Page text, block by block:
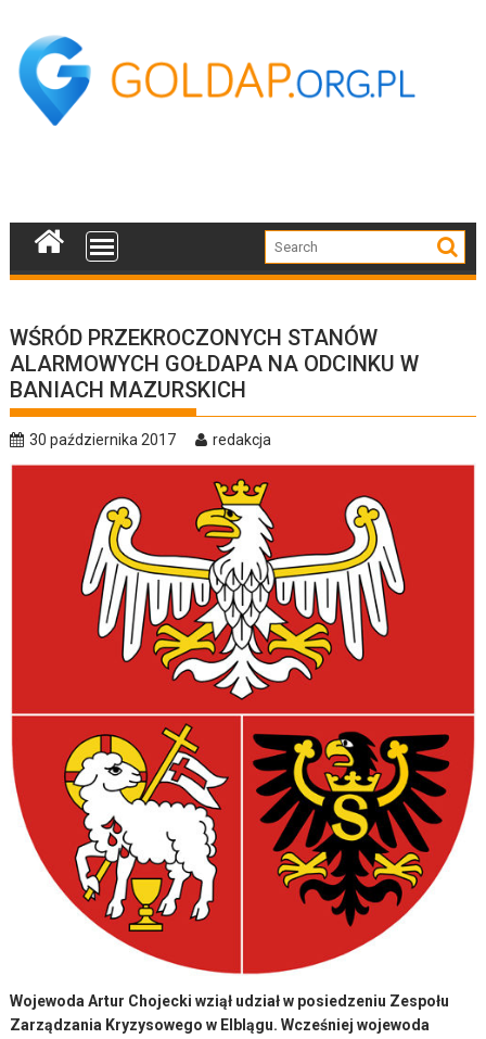
content
WŚRÓD PRZEKROCZONYCH STANÓW
ALARMOWYCH GOŁDAPA NA ODCINKU W
BANIACH MAZURSKICH
30 października 2017 redakcja
Wojewoda Artur Chojecki wziął udział w posiedzeniu Zespołu
Zarządzania Kryzysowego w Elblągu. Wcześniej wojewoda